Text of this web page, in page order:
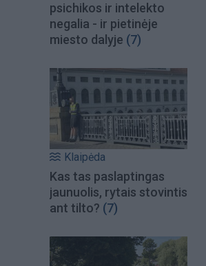
psichikos ir intelekto
negalia - ir pietinėje
miesto dalyje (7)
Klaipėda
Kas tas paslaptingas
jaunuolis, rytais stovintis
ant tilto? (7)